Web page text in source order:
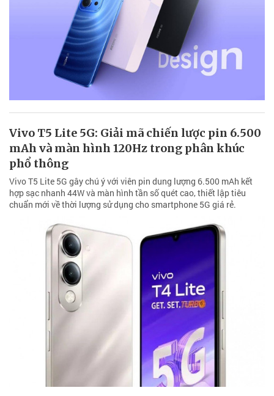
Vivo T5 Lite 5G: Giải mã chiến lược pin 6.500
mAh và màn hình 120Hz trong phân khúc
phổ thông
Vivo T5 Lite 5G gây chú ý với viên pin dung lượng 6.500 mAh kết
hợp sạc nhanh 44W và màn hình tần số quét cao, thiết lập tiêu
chuẩn mới về thời lượng sử dụng cho smartphone 5G giá rẻ.